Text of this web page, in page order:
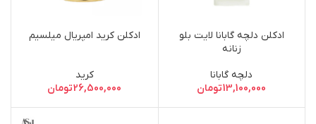
ادکلن دلچه گابانا لایت بلو
زنانه
دلچه گابانا
13,100,000تومان
ادکلن کرید امپریال میلسیم
کرید
26,500,000تومان